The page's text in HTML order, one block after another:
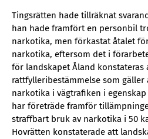
Tingsrätten hade tillräknat
han hade framfört en personbil
narkotika, men förkastat åtalet
narkotika, eftersom det i
för landskapet Åland konstateras
rattfylleribestämmelse som gäller
narkotika i vägtrafiken i
har företräde framför
straffbart bruk av narkotika i 50
Hovrätten konstaterade att